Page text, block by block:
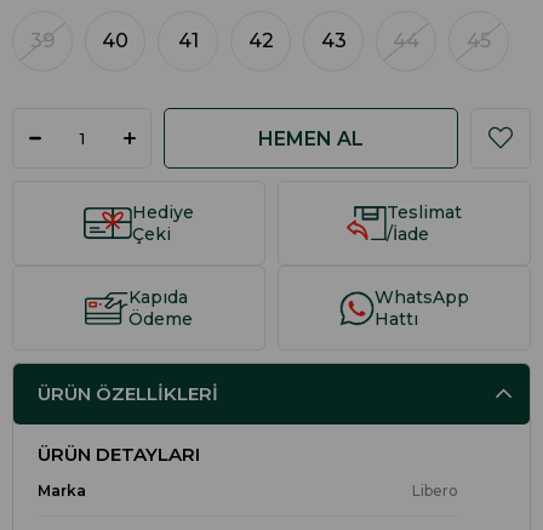
39 40 41 42 43 44 45
Hediye
Çeki
Teslimat
/İade
Kapıda
Ödeme
WhatsApp
Hattı
ÜRÜN ÖZELLIKLERI
ÜRÜN DETAYLARI
Marka Libero